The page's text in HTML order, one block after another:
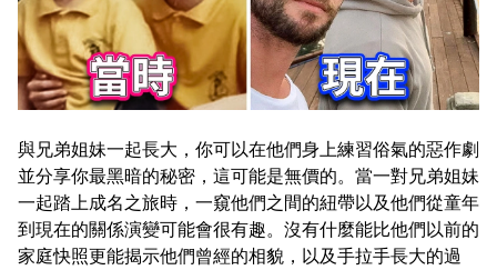
與兄弟姐妹一起長大，你可以在他們身上練習俗氣的惡作劇
並分享你最黑暗的秘密，這可能是無價的。當一對兄弟姐妹
一起踏上成名之旅時，一窺他們之間的紐帶以及他們從童年
到現在的關係演變可能會很有趣。沒有什麼能比他們以前的
家庭快照更能揭示他們曾經的相貌，以及手拉手長大的過